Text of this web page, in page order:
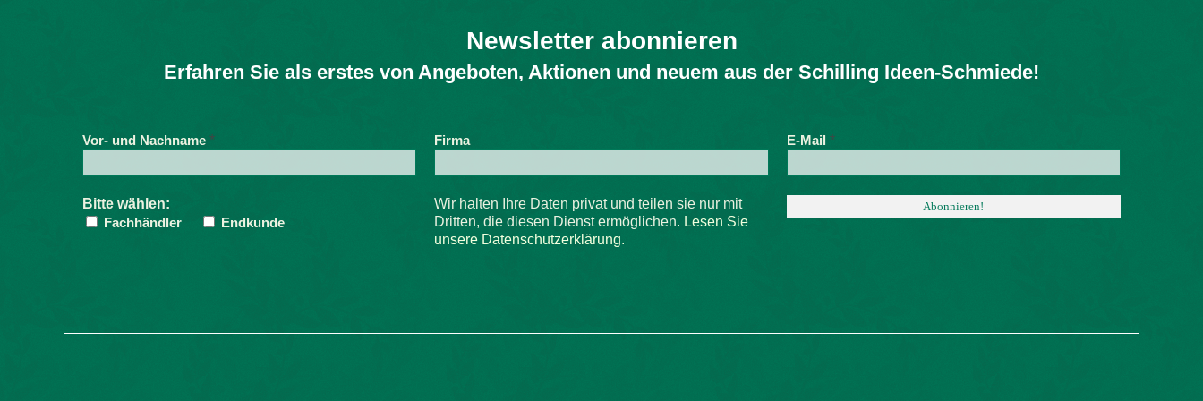
Newsletter abonnieren
Erfahren Sie als erstes von Angeboten, Aktionen und neuem aus der Schilling Ideen-Schmiede!
Vor- und Nachname * Firma E-Mail *
Bitte wählen:
Fachhändler Endkunde
Wir halten Ihre Daten privat und teilen sie nur mit
Dritten, die diesen Dienst ermöglichen. Lesen Sie
unsere Datenschutzerklärung.